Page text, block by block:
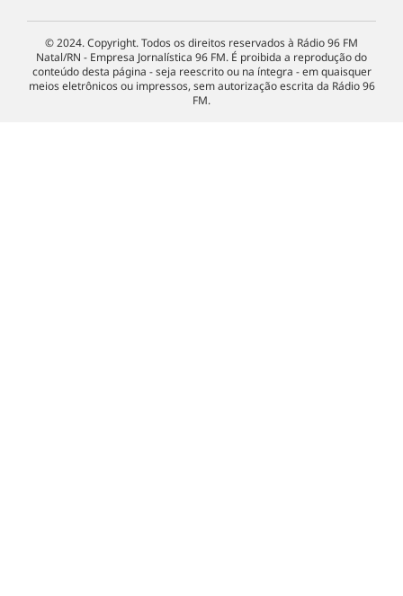
© 2024. Copyright. Todos os direitos reservados à Rádio 96 FM
Natal/RN - Empresa Jornalística 96 FM. É proibida a reprodução do
conteúdo desta página - seja reescrito ou na íntegra - em quaisquer
meios eletrônicos ou impressos, sem autorização escrita da Rádio 96
FM.